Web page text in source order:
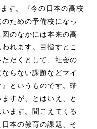
す。『今の日本の高校
ための予備校になっ
のなかには本来の高
れます。目指すとこ
だくとして、社会の
らない課題などマイ
というものです。確
すが、とはいえ、と
ます。聞こえてくる
本の教育の課題、そ